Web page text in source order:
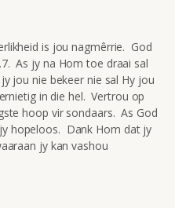
is jou nagmêrrie. God
As jy na Hom toe draai sal
jou nie bekeer nie sal Hy jou
in die hel. Vertrou op
hoop vir sondaars. As God
hopeloos. Dank Hom dat jy
jy kan vashou